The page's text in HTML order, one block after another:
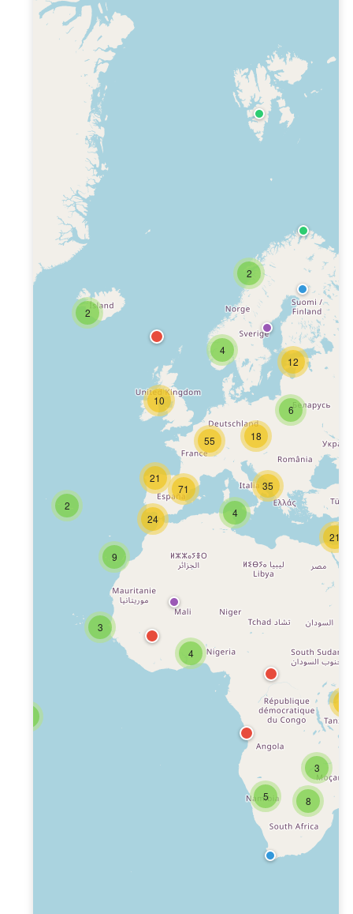
2
10
9
3
4
4
35
21
6
55 18
21
24
71
2
5
3
8
2
4
12